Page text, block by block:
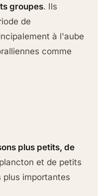
groupes. Ils
de
à l'aube
comme
plus petits, de
et de petits
importantes